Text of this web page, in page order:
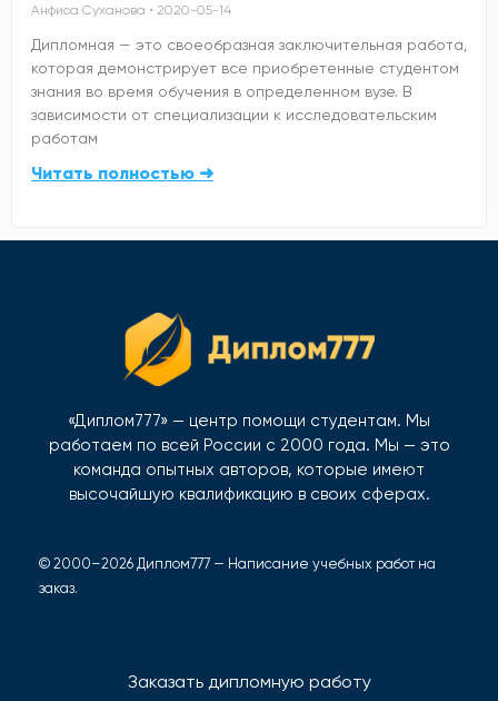
Анфиса Суханова 2020-05-14
Дипломная — это своеобразная заключительная работа,
которая демонстрирует все приобретенные студентом
знания во время обучения в определенном вузе. В
зависимости от специализации к исследовательским
работам
Читать полностью ➜
«Диплом777» — центр помощи студентам. Мы
работаем по всей России с 2000 года. Мы — это
команда опытных авторов, которые имеют
высочайшую квалификацию в своих сферах.
© 2000–2026 Диплом777 — Написание учебных работ на
заказ.
Заказать дипломную работу